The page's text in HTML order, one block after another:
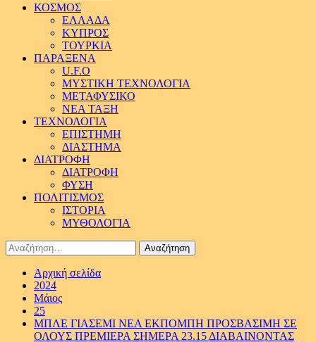
ΚΟΣΜΟΣ
ΕΛΛΑΔΑ
ΚΥΠΡΟΣ
ΤΟΥΡΚΙΑ
ΠΑΡΑΞΕΝΑ
U.F.O
ΜΥΣΤΙΚΗ ΤΕΧΝΟΛΟΓΙΑ
ΜΕΤΑΦΥΣΙΚΟ
ΝΕΑ ΤΑΞΗ
ΤΕΧΝΟΛΟΓΙΑ
ΕΠΙΣΤΗΜΗ
ΔΙΑΣΤΗΜΑ
ΔΙΑΤΡΟΦΗ
ΔΙΑΤΡΟΦΗ
ΦΥΣΗ
ΠΟΛΙΤΙΣΜΟΣ
ΙΣΤΟΡΙΑ
ΜΥΘΟΛΟΓΙΑ
Αναζήτηση
για:
Αρχική σελίδα
2024
Μάιος
25
ΜΠΛΕ ΓΙΑΣΕΜΙ ΝΕΑ ΕΚΠΟΜΠΗ ΠΡΟΣΒΑΣΙΜΗ ΣΕ
ΟΛΟΥΣ ΠΡΕΜΙΕΡΑ ΣΗΜΕΡΑ 23.15 ΔΙΑΒΑΙΝΟΝΤΑΣ